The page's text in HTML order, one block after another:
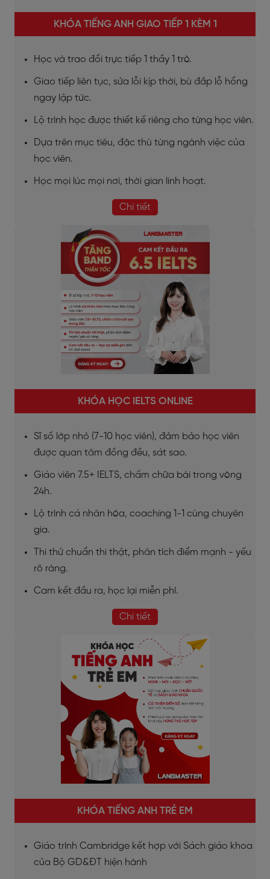
KHÓA TIẾNG ANH GIAO TIẾP 1 KÈM 1
Học và trao đổi trực tiếp 1 thầy 1 trò.
Giao tiếp liên tục, sửa lỗi kịp thời, bù đắp lỗ hổng
ngay lập tức.
Lộ trình học được thiết kế riêng cho từng học viên.
Dựa trên mục tiêu, đặc thù từng ngành việc của
học viên.
Học mọi lúc mọi nơi, thời gian linh hoạt.
Chi tiết
KHÓA HỌC IELTS ONLINE
Sĩ số lớp nhỏ (7-10 học viên), đảm bảo học viên
được quan tâm đồng đều, sát sao.
Giáo viên 7.5+ IELTS, chấm chữa bài trong vòng
24h.
Lộ trình cá nhân hóa, coaching 1-1 cùng chuyên
gia.
Thi thử chuẩn thi thật, phân tích điểm mạnh - yếu
rõ ràng.
Cam kết đầu ra, học lại miễn phí.
Chi tiết
KHÓA TIẾNG ANH TRẺ EM
Giáo trình Cambridge kết hợp với Sách giáo khoa
của Bộ GD&ĐT hiện hành